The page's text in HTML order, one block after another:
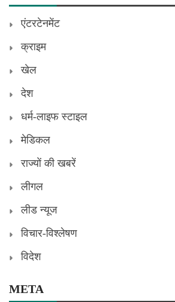
एंटरटेनमेंट
क्राइम
खेल
देश
धर्म-लाइफ स्टाइल
मेडिकल
राज्यों की खबरें
लीगल
लीड न्यूज
विचार-विश्लेषण
विदेश
META